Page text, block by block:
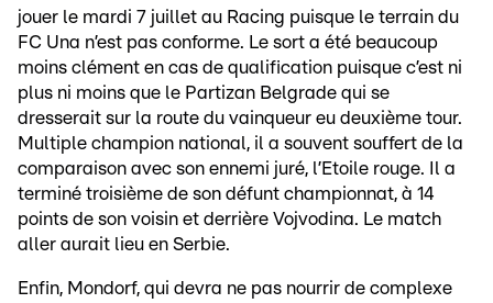
jouer le mardi 7 juillet au Racing puisque le terrain du
FC Una n’est pas conforme. Le sort a été beaucoup
moins clément en cas de qualification puisque c’est ni
plus ni moins que le Partizan Belgrade qui se
dresserait sur la route du vainqueur eu deuxième tour.
Multiple champion national, il a souvent souffert de la
comparaison avec son ennemi juré, l’Etoile rouge. Il a
terminé troisième de son défunt championnat, à 14
points de son voisin et derrière Vojvodina. Le match
aller aurait lieu en Serbie.
Enfin, Mondorf, qui devra ne pas nourrir de complexe